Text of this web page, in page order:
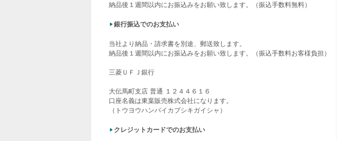
納品後１週間以内にお振込みをお願い致します。（振込手数料無料）
銀行振込でのお支払い
当社より納品・請求書を別途、郵送致します。
納品後１週間以内にお振込みをお願い致します。（振込手数料お客様負担）
三菱ＵＦＪ銀行
大伝馬町支店 普通 １２４４６１６
口座名義は東葉販売株式会社になります。
（トウヨウハンバイカブシキガイシャ）
クレジットカードでのお支払い